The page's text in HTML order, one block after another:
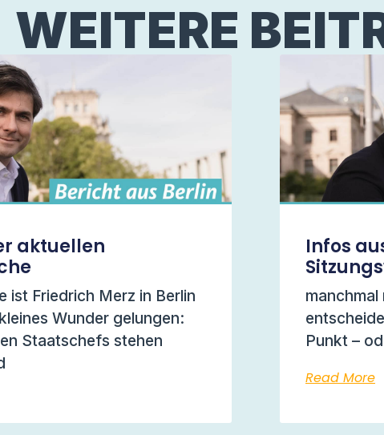
WEITERE
aktuellen
ist Friedrich Merz in Berlin
Wunder gelungen:
Staatschefs stehen
Infos
Punkt –
Read More